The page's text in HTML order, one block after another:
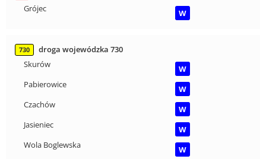
Grójec
W
730
droga wojewódzka 730
Skurów
W
Pabierowice
W
Czachów
W
Jasieniec
W
Wola Boglewska
W